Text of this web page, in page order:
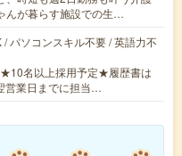
んが暮らす施設での生…
パソコンスキル不要 / 英語力不
名以上採用予定★履歴書は
営業日までに担当…